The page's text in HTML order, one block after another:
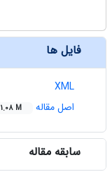
فایل ها
XML
اصل مقاله
1.08 M
سابقه مقاله